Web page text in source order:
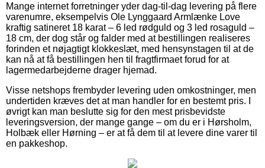
Mange internet forretninger yder dag-til-dag levering på flere
varenumre, eksempelvis Ole Lynggaard Armlænke Love
kraftig satineret 18 karat – 6 led rødguld og 3 led rosaguld –
18 cm, der dog står og falder med at bestillingen realiseres
forinden et nøjagtigt klokkeslæt, med hensynstagen til at de
kan nå at få bestillingen hen til fragtfirmaet forud for at
lagermedarbejderne drager hjemad.
Visse netshops frembyder levering uden omkostninger, men
undertiden kræves det at man handler for en bestemt pris. I
øvrigt kan man beslutte sig for den mest prisbevidste
leveringsversion, der mange gange – om du er i Hørsholm,
Holbæk eller Hørning – er at få dem til at levere dine varer til
en pakkeshop.